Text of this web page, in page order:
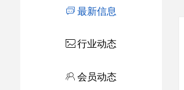
ꀃ 最新信息
ꂈ行业动态
ꁘ 会员动态